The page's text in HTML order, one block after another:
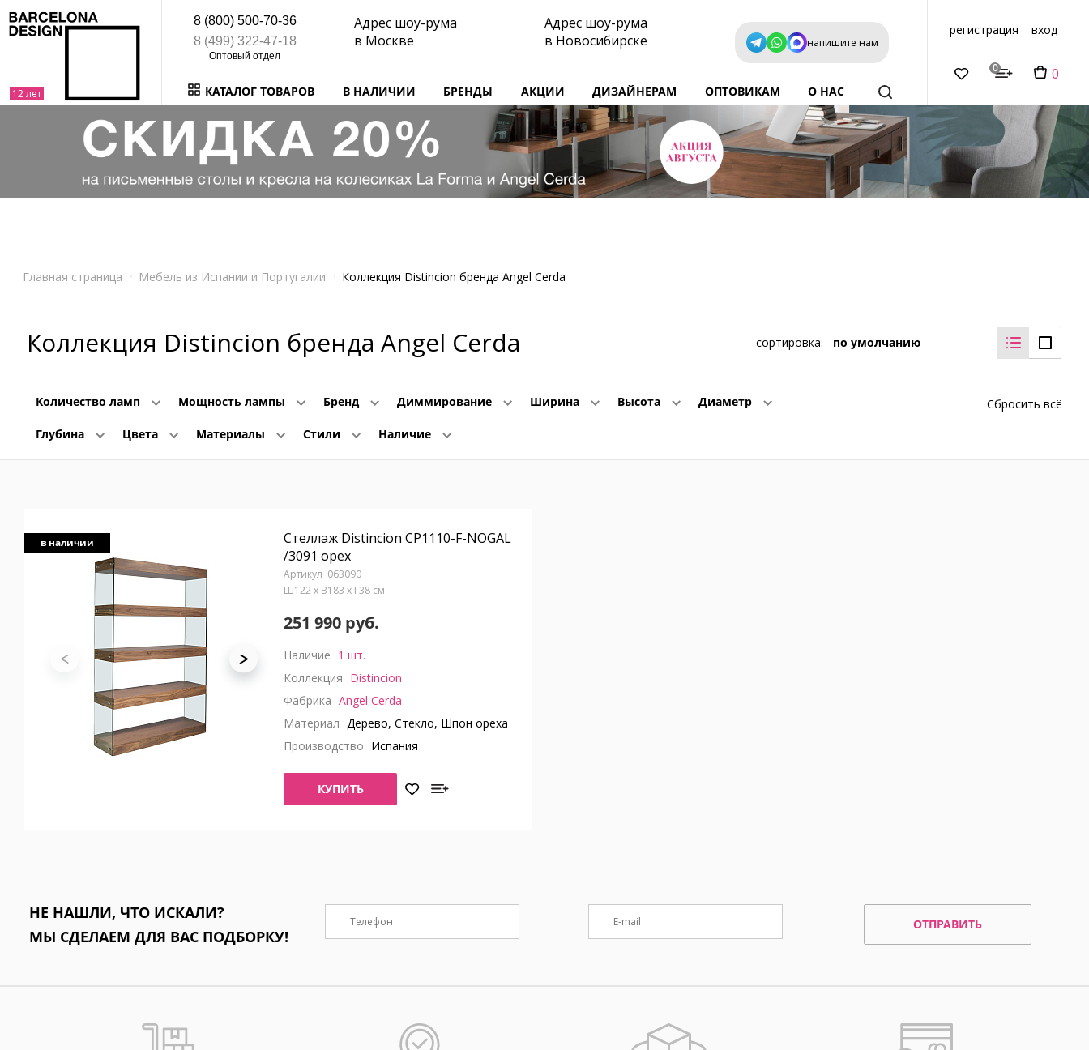
8 (800) 500-70-36
8 (499) 322-47-18
Адрес шоу-рума
в Москве
Адрес шоу-рума
в Новосибирске
напишите нам
КАТАЛОГ ТОВАРОВ В НАЛИЧИИ БРЕНДЫ АКЦИИ ДИЗАЙНЕРАМ ОПТОВИКАМ О НАС
регистрация вход
0 0
Главная страница Мебель из Испании и Португалии Коллекция Distincion бренда Angel Cerda
Коллекция Distincion бренда Angel Cerda
Количество ламп Мощность лампы Бренд Диммирование Ширина Высота Диаметр
Глубина Цвета Материалы Стили Наличие
сортировка: по умолчанию
Сбросить всё
в наличии
Стеллаж Distincion CP1110-F-NOGAL
/3091 орех
063090
Ш122 x В183 x Г38 см
251 990 руб.
Наличие 1 шт.
Коллекция Distincion
Фабрика Angel Cerda
Материал Дерево, Стекло, Шпон ореха
Производство Испания
КУПИТЬ
НЕ НАШЛИ, ЧТО ИСКАЛИ?
МЫ СДЕЛАЕМ ДЛЯ ВАС ПОДБОРКУ!
ОТПРАВИТЬ